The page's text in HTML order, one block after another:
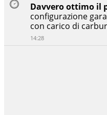
Davvero ottimo il
configurazione
con carico di
14:28